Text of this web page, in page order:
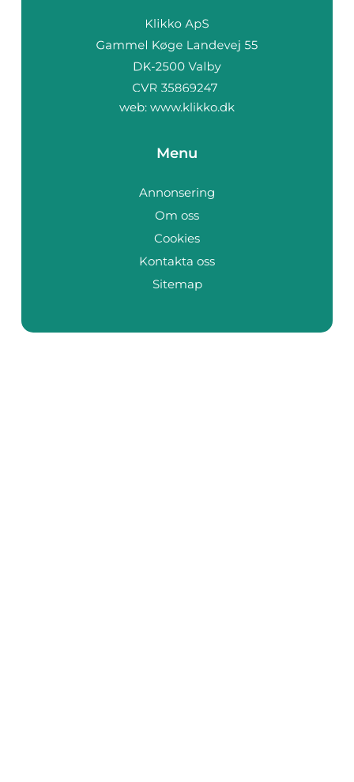
web: www.klikko.dk
Menu
Annonsering
Om oss
Cookies
Kontakta oss
Sitemap